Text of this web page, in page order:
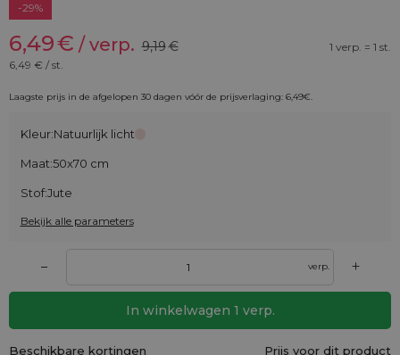
-29%
6,49€ / verp. 9,19€
1 verp. = 1 st.
6,49 € / st.
Laagste prijs in de afgelopen 30 dagen vóór de prijsverlaging: 6,49€.
Kleur:Natuurlijk licht
Maat:50x70 cm
Stof:Jute
Bekijk alle parameters
– verp. +
In winkelwagen 1 verp.
Beschikbare kortingen
Prijs voor dit product